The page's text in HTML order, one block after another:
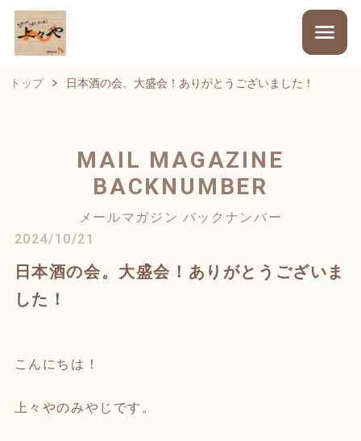
トップ 日本酒の会。大盛会！ありがとうございました！
MAIL MAGAZINE
BACKNUMBER
メールマガジン バックナンバー
2024/10/21
日本酒の会。大盛会！ありがとうございま
した！
こんにちは！
上々やのみやじです。